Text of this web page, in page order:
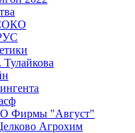
Фирмы "Август"
Агрохим